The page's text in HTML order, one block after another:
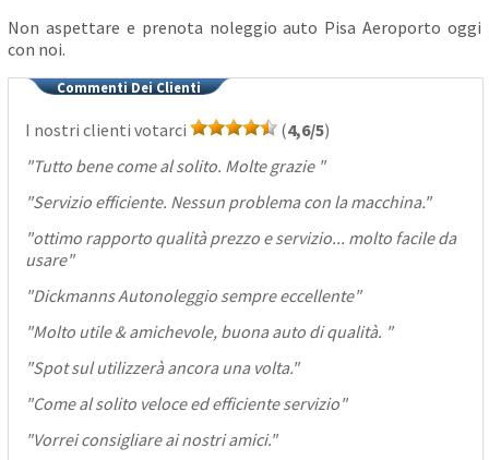
Non aspettare e prenota noleggio auto Pisa Aeroporto oggi
con noi.
Commenti Dei Clienti
I nostri clienti votarci (4,6/5)
"Tutto bene come al solito. Molte grazie "
"Servizio efficiente. Nessun problema con la macchina."
"ottimo rapporto qualità prezzo e servizio... molto facile da
usare"
"Dickmanns Autonoleggio sempre eccellente"
"Molto utile & amichevole, buona auto di qualità. "
"Spot sul utilizzerà ancora una volta."
"Come al solito veloce ed efficiente servizio"
"Vorrei consigliare ai nostri amici."